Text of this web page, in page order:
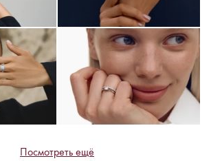
Посмотреть ещё